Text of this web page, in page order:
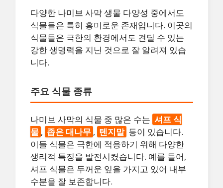
다양한 나미브 사막 생물 다양성 중에서도
식물들은 특히 흥미로운 존재입니다. 이곳의
식물들은 극한의 환경에서도 견딜 수 있는
강한 생명력을 지닌 것으로 잘 알려져 있습
니다.
주요 식물 종류
나미브 사막의 식물 중 많은 수는 셔프 식
물 , 좁은 대나무 , 텐지말 등이 있습니다.
이들 식물은 극한에 적응하기 위해 다양한
생리적 특징을 발전시켰습니다. 예를 들어,
셔프 식물은 두꺼운 잎을 가지고 있어 내부
수분을 잘 보존합니다.